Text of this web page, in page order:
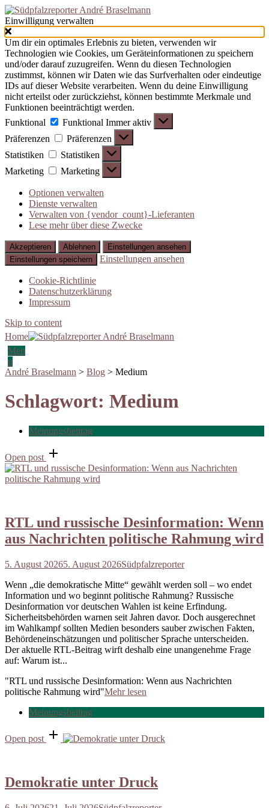
Einwilligung verwalten
Um dir ein optimales Erlebnis zu bieten, verwenden wir
Technologien wie Cookies, um Geräteinformationen zu speichern
und/oder darauf zuzugreifen. Wenn du diesen Technologien
zustimmst, können wir Daten wie das Surfverhalten oder eindeutige
IDs auf dieser Website verarbeiten. Wenn du deine Einwilligung
nicht erteilst oder zurückziehst, können bestimmte Merkmale und
Funktionen beeinträchtigt werden.
Funktional
Funktional Immer aktiv
Präferenzen
Präferenzen
Statistiken
Statistiken
Marketing
Marketing
Optionen verwalten
Dienste verwalten
Verwalten von {vendor_count}-Lieferanten
Lese mehr über diese Zwecke
Akzeptieren Ablehnen
Einstellungen ansehen
Einstellungen speichern
Einstellungen ansehen
Cookie-Richtlinie
Datenschutzerklärung
Impressum
Skip to content
Home
Men
u
André Braselmann > Blog > Medium
Schlagwort: Medium
Meinungsbeitrag
Open post
RTL und russische Desinformation: Wenn
aus Nachrichten politische Rahmung wird
5. August 20265. August 2026Südpfalzreporter
Wenn „die demokratische Mitte“ gewählt werden soll – wo endet
Information und wo beginnt politische Rahmung? Russische
Desinformation vor deutschen Wahlen ist keine Erfindung.
Sicherheitsbehörden warnen seit Jahren davor. Doch ausgerechnet
im Wahlkampf sollten Medien besonders sauber zwischen Fakten,
Behördeneinschätzungen und politischer Sprache unterscheiden.
Der aktuelle RTL-Beitrag wirft deshalb eine unangenehme Frage
auf: Warum ist...
"RTL und russische Desinformation: Wenn aus Nachrichten
politische Rahmung wird"Mehr lesen
Meinungsbeitrag
Open post
Demokratie unter Druck